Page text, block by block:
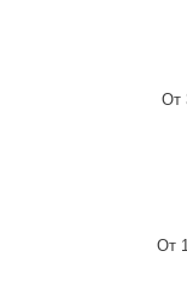
От
От